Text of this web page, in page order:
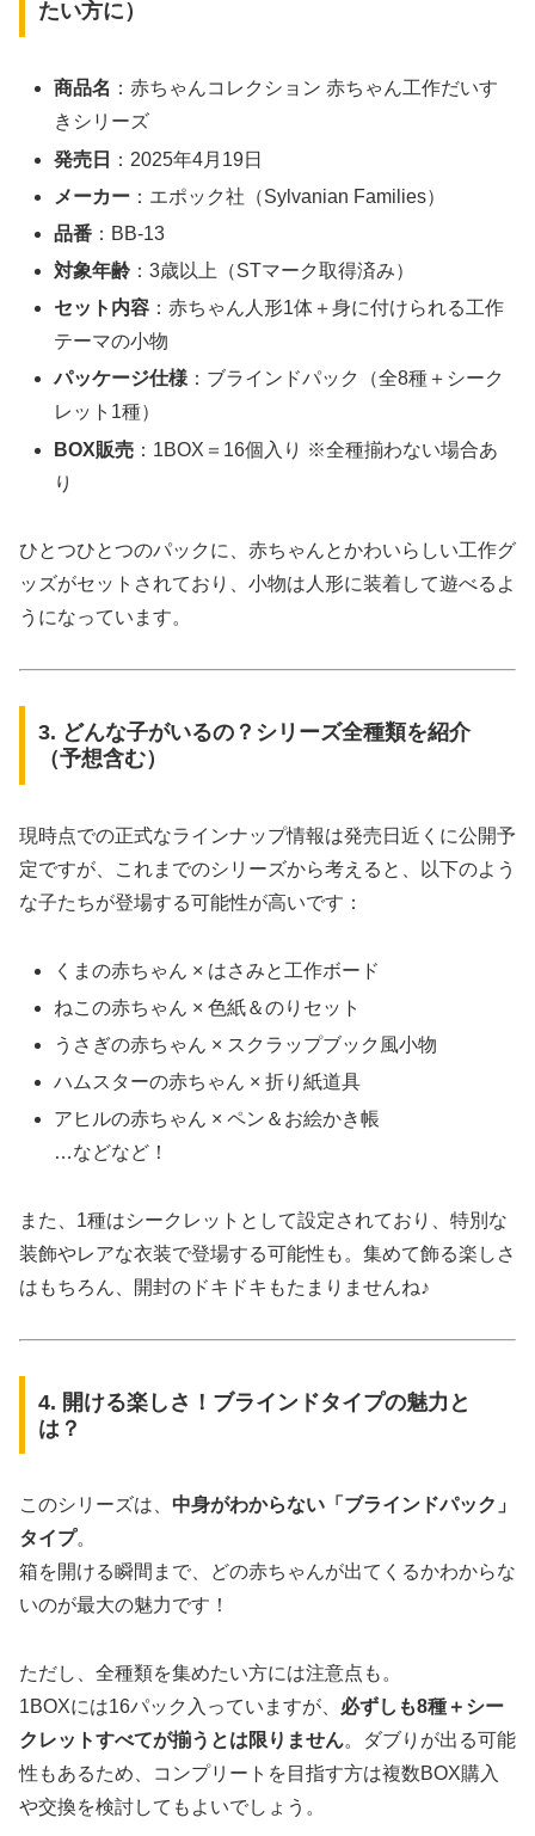
たい方に）
商品名 ：赤ちゃんコレクション 赤ちゃん工作だいす
きシリーズ
発売日
：2025年4月19日
メーカー ：エポック社（Sylvanian Families）
品番 ：BB-13
対象年齢 ：3歳以上（STマーク取得済み）
セット内容 ：赤ちゃん人形1体＋身に付けられる工作
テーマの小物
パッケージ仕様：ブラインドパック（全8種＋シーク
レット1種）
BOX販売 ：1BOX＝16個入り ※全種揃わない場合あ
り
ひとつひとつのパックに、赤ちゃんとかわいらしい工作グ
ッズがセットされており、小物は人形に装着して遊べるよ
うになっています。
3. どんな子がいるの？シリーズ全種類を紹介
（予想含む）
現時点での正式なラインナップ情報は発売日近くに公開予
定ですが、これまでのシリーズから考えると、以下のよう
な子たちが登場する可能性が高いです：
くまの赤ちゃん × はさみと工作ボード
ねこの赤ちゃん × 色紙＆のりセット
うさぎの赤ちゃん × スクラップブック風小物
ハムスターの赤ちゃん × 折り紙道具
アヒルの赤ちゃん × ペン＆お絵かき帳
…などなど！
また、1種はシークレットとして設定されており、特別な
装飾やレアな衣装で登場する可能性も。集めて飾る楽しさ
はもちろん、開封のドキドキもたまりませんね♪
4. 開ける楽しさ！ブラインドタイプの魅力と
は？
このシリーズは、 中身がわからない「ブラインドパック」
タイプ。
箱を開ける瞬間まで、どの赤ちゃんが出てくるかわからな
いのが最大の魅力です！
ただし、全種類を集めたい方には注意点も。
1BOXには16パック入っていますが、 必ずしも8種＋シー
クレットすべてが揃うとは限りません。ダブりが出る可能
性もあるため、コンプリートを目指す方は複数BOX購入
や交換を検討してもよいでしょう。